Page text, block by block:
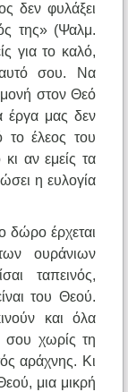
δεν φυλάξει
της» (Ψαλμ.
για το καλό,
σου. Να
στον Θεό
έργα μας δεν
έλεος του
αν εμείς τα
η ευλογία
δώρο έρχεται
ουράνιων
ταπεινός,
του Θεού.
και όλα
σου χωρίς τη
αράχνης. Κι
μια μικρή